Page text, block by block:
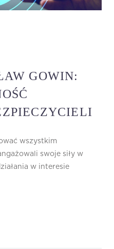
GOWIN:
wszystkim
swoje siły w
w interesie